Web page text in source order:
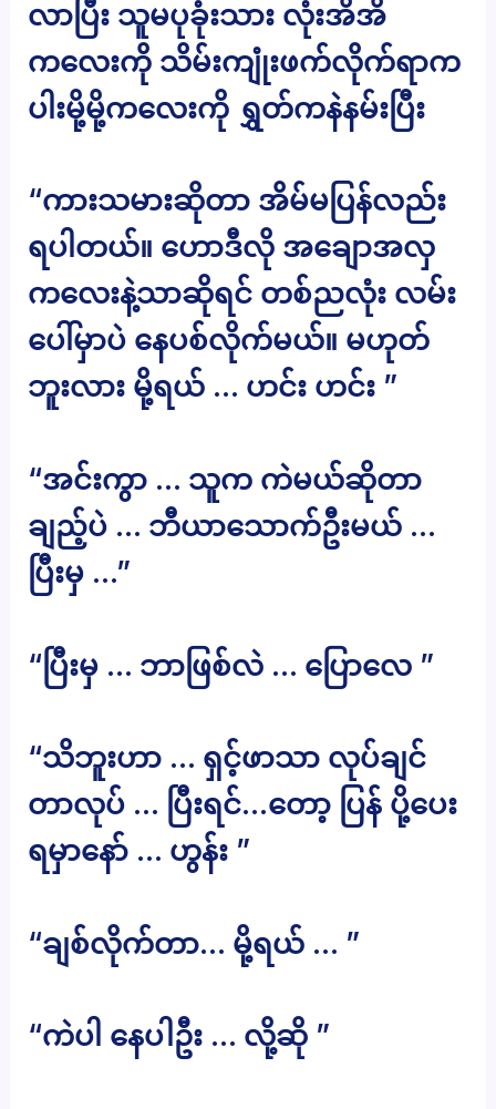
လာပြီး သူမပုခုံးသား လုံးအိအိ
ကလေးကို သိမ်းကျုံးဖက်လိုက်ရာက
ပါးမို့မို့ကလေးကို ရွှတ်ကနဲနမ်းပြီး
“ကားသမားဆိုတာ အိမ်မပြန်လည်း
ရပါတယ်။ ဟောဒီလို အချောအလှ
ကလေးနဲ့သာဆိုရင် တစ်ညလုံး လမ်း
ပေါ်မှာပဲ နေပစ်လိုက်မယ်။ မဟုတ်
ဘူးလား မို့ရယ် … ဟင်း ဟင်း ”
“အင်းကွာ … သူက ကဲမယ်ဆိုတာ
ချည့်ပဲ … ဘီယာသောက်ဦးမယ် …
ပြီးမှ …”
“ပြီးမှ … ဘာဖြစ်လဲ … ပြောလေ ”
“သိဘူးဟာ … ရှင့်ဖာသာ လုပ်ချင်
တာလုပ် … ပြီးရင်…တော့ ပြန် ပို့ပေး
ရမှာနော် … ဟွန်း ”
“ချစ်လိုက်တာ… မို့ရယ် … ”
“ကဲပါ နေပါဦး … လို့ဆို ”